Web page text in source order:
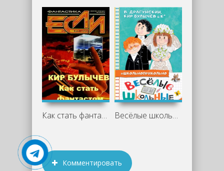
Как стать фантастом - Кир Булычев, Весёлые школьные истории - Кир Булычев
Комментировать